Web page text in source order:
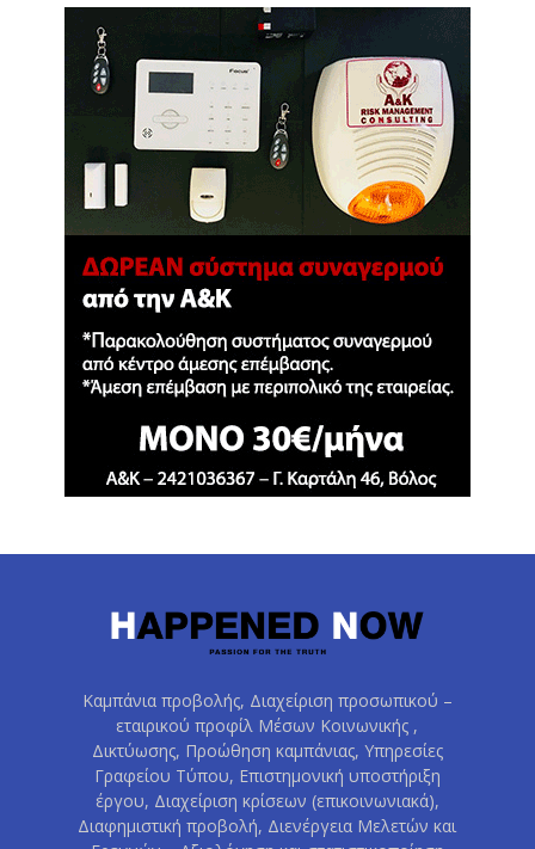
Καμπάνια προβολής, Διαχείριση προσωπικού –
εταιρικού προφίλ Μέσων Κοινωνικής ,
Δικτύωσης, Προώθηση καμπάνιας, Υπηρεσίες
Γραφείου Τύπου, Επιστημονική υποστήριξη
έργου, Διαχείριση κρίσεων (επικοινωνιακά),
Διαφημιστική προβολή, Διενέργεια Μελετών και